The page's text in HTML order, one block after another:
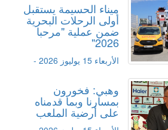
ميناء الحسيمة يستقبل
أولى الرحلات البحرية
ضمن عملية "مرحبا
2026"
الأربعاء 15 يوليوز 2026 -
وهبي: فخورون
بمسارنا وبما قدمناه
على أرضية الملعب